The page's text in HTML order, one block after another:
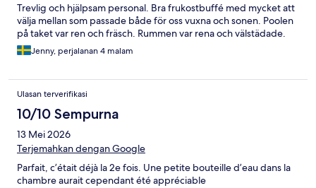
Trevlig och hjälpsam personal. Bra frukostbuffé med mycket att
välja mellan som passade både för oss vuxna och sonen. Poolen
på taket var ren och fräsch. Rummen var rena och välstädade.
Jenny, perjalanan 4 malam
Ulasan terverifikasi
10/10 Sempurna
13 Mei 2026
Terjemahkan dengan Google
Parfait, c’était déjà la 2e fois. Une petite bouteille d’eau dans la
chambre aurait cependant été appréciable